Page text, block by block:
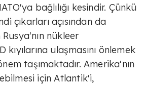
bağlılığı kesindir. Çünkü
çıkarları açısından da
nükleer
kıyılarına ulaşmasını önlemek
taşımaktadır. Amerika'nın
için Atlantik'i,